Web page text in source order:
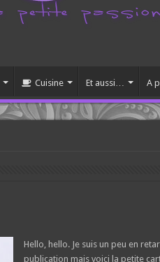
Cuisine Et aussi… A
Hello, hello. Je suis un peu en
publication mais voici la petite